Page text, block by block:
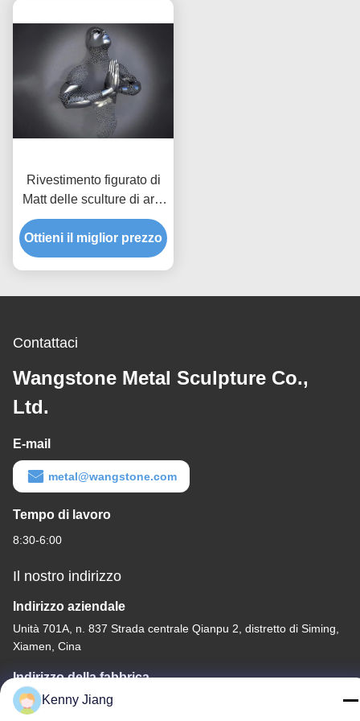
Rivestimento figurato di
Matt delle sculture di arte
dell'acciaio inossidabile
dell'uomo della parete 3d
della decorazione
Ottieni il miglior prezzo
Contattaci
Wangstone Metal Sculpture Co.,
Ltd.
E-mail
metal@wangstone.com
Tempo di lavoro
8:30-6:00
Il nostro indirizzo
Indirizzo aziendale
Unità 701A, n. 837 Strada centrale Qianpu 2, distretto di Siming,
Xiamen, Cina
Indirizzo della fabbrica
No. 72, Yongjun Road, villaggio Wufeng, città di Chongwu,
Quanzhou, Fujian, Cina
Kenny Jiang